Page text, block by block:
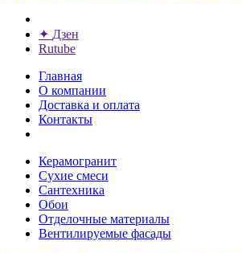
✦ Дзен
Rutube
Главная
О компании
Доставка и оплата
Контакты
Керамогранит
Сухие смеси
Сантехника
Обои
Отделочные материалы
Вентилируемые фасады